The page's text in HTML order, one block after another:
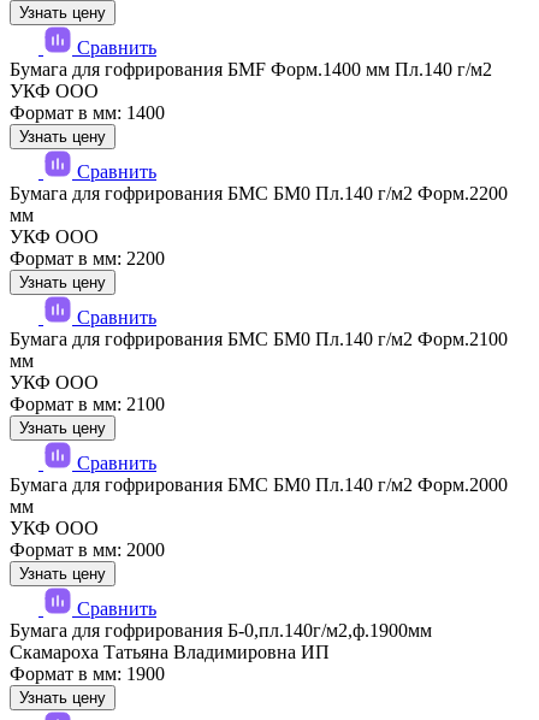
Узнать цену
Сравнить
Бумага для гофрирования БМF Форм.1400 мм Пл.140 г/м2
УКФ ООО
Формат в мм: 1400
Узнать цену
Сравнить
Бумага для гофрирования БМС БМ0 Пл.140 г/м2 Форм.2200
мм
УКФ ООО
Формат в мм: 2200
Узнать цену
Сравнить
Бумага для гофрирования БМС БМ0 Пл.140 г/м2 Форм.2100
мм
УКФ ООО
Формат в мм: 2100
Узнать цену
Сравнить
Бумага для гофрирования БМС БМ0 Пл.140 г/м2 Форм.2000
мм
УКФ ООО
Формат в мм: 2000
Узнать цену
Сравнить
Бумага для гофрирования Б-0,пл.140г/м2,ф.1900мм
Скамароха Татьяна Владимировна ИП
Формат в мм: 1900
Узнать цену